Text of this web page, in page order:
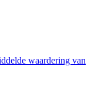
waardering van